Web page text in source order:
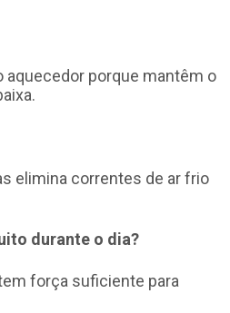
porque mantêm o
elimina correntes de ar frio
durante o dia?
força suficiente para